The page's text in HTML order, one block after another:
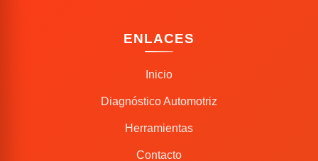
ENLACES
Inicio
Diagnóstico Automotriz
Herramientas
Contacto